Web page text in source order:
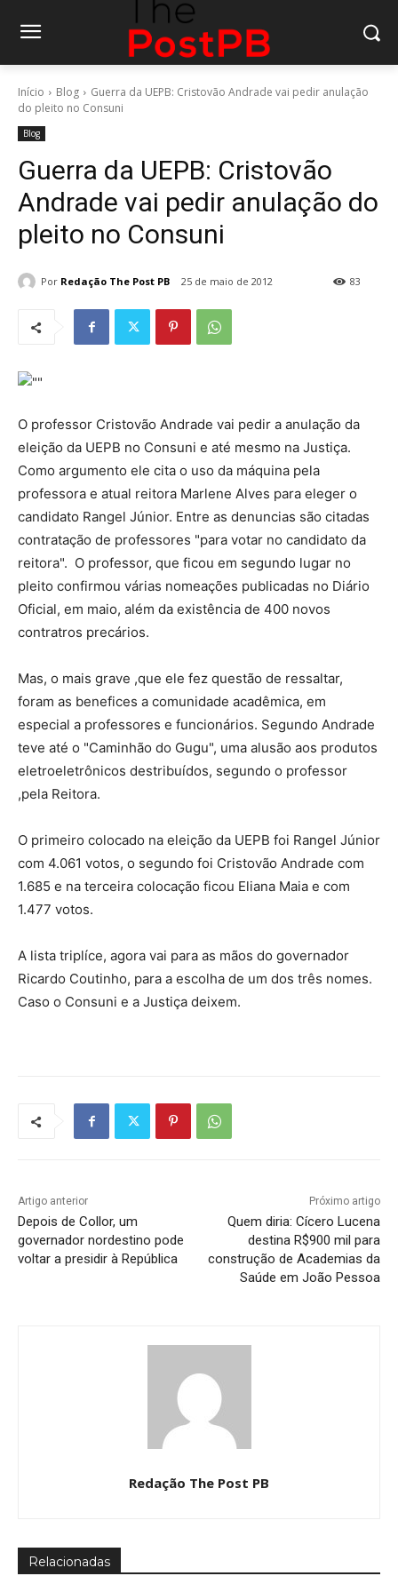
Início Blog
Guerra da UEPB: Cristovão Andrade vai pedir anulação
do pleito no Consuni
Blog
Guerra da UEPB: Cristovão
Andrade vai pedir anulação do
pleito no Consuni
Por Redação The Post PB 25 de maio de 2012 83
O professor Cristovão Andrade vai pedir a anulação da
eleição da UEPB no Consuni e até mesmo na Justiça.
Como argumento ele cita o uso da máquina pela
professora e atual reitora Marlene Alves para eleger o
candidato Rangel Júnior. Entre as denuncias são citadas
contratação de professores "para votar no candidato da
reitora". O professor, que ficou em segundo lugar no
pleito confirmou várias nomeações publicadas no Diário
Oficial, em maio, além da existência de 400 novos
contratros precários.
Mas, o mais grave ,que ele fez questão de ressaltar,
foram as benefices a comunidade acadêmica, em
especial a professores e funcionários. Segundo Andrade
teve até o "Caminhão do Gugu", uma alusão aos produtos
eletroeletrônicos destribuídos, segundo o professor
,pela Reitora.
O primeiro colocado na eleição da UEPB foi Rangel Júnior
com 4.061 votos, o segundo foi Cristovão Andrade com
1.685 e na terceira colocação ficou Eliana Maia e com
1.477 votos.
A lista triplíce, agora vai para as mãos do governador
Ricardo Coutinho, para a escolha de um dos três nomes.
Caso o Consuni e a Justiça deixem.
Artigo anterior
Depois de Collor, um
governador nordestino pode
voltar a presidir à República
Próximo artigo
Quem diria: Cícero Lucena
destina R$900 mil para
construção de Academias da
Saúde em João Pessoa
Redação The Post PB
Relacionadas